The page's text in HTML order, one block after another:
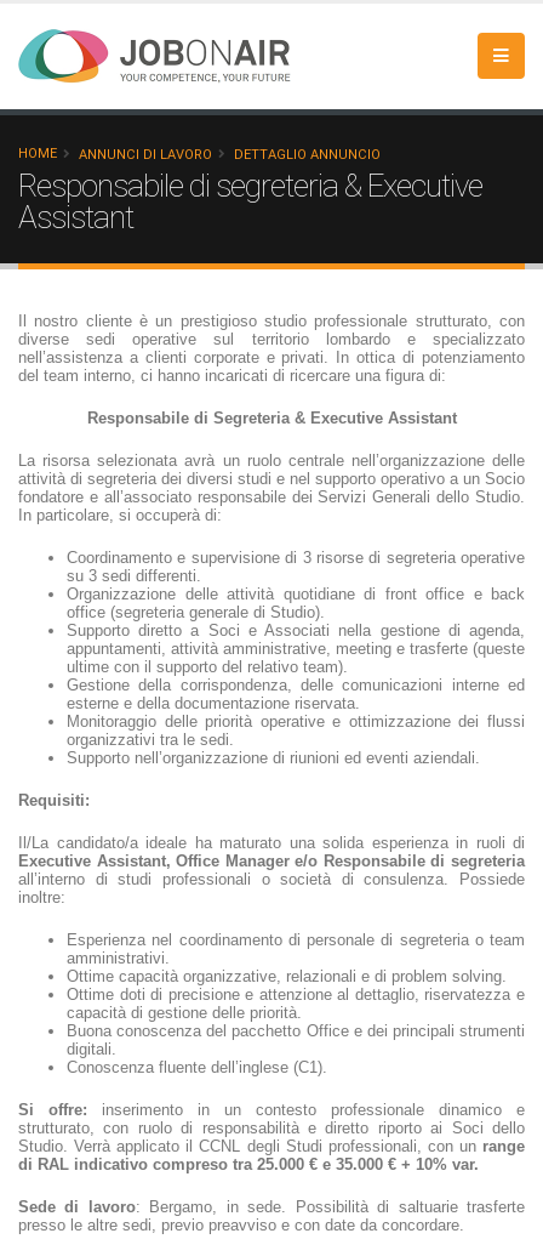
HOME ANNUNCI DI LAVORO DETTAGLIO ANNUNCIO
Responsabile di segreteria & Executive
Assistant
Il nostro cliente è un prestigioso studio professionale strutturato, con
diverse sedi operative sul territorio lombardo e specializzato
nell’assistenza a clienti corporate e privati. In ottica di potenziamento
del team interno, ci hanno incaricati di ricercare una figura di:
Responsabile di Segreteria & Executive Assistant
La risorsa selezionata avrà un ruolo centrale nell’organizzazione delle
attività di segreteria dei diversi studi e nel supporto operativo a un Socio
fondatore e all’associato responsabile dei Servizi Generali dello Studio.
In particolare, si occuperà di:
Coordinamento e supervisione di 3 risorse di segreteria operative
su 3 sedi differenti.
Organizzazione delle attività quotidiane di front office e back
office (segreteria generale di Studio).
Supporto diretto a Soci e Associati nella gestione di agenda,
appuntamenti, attività amministrative, meeting e trasferte (queste
ultime con il supporto del relativo team).
Gestione della corrispondenza, delle comunicazioni interne ed
esterne e della documentazione riservata.
Monitoraggio delle priorità operative e ottimizzazione dei flussi
organizzativi tra le sedi.
Supporto nell’organizzazione di riunioni ed eventi aziendali.
Requisiti:
Il/La candidato/a ideale ha maturato una solida esperienza in ruoli di
Executive Assistant, Office Manager e/o Responsabile di segreteria
all’interno di studi professionali o società di consulenza. Possiede
inoltre:
Esperienza nel coordinamento di personale di segreteria o team
amministrativi.
Ottime capacità organizzative, relazionali e di problem solving.
Ottime doti di precisione e attenzione al dettaglio, riservatezza e
capacità di gestione delle priorità.
Buona conoscenza del pacchetto Office e dei principali strumenti
digitali.
Conoscenza fluente dell’inglese (C1).
Si offre: inserimento in un contesto professionale dinamico e
strutturato, con ruolo di responsabilità e diretto riporto ai Soci dello
Studio. Verrà applicato il CCNL degli Studi professionali, con un range
di RAL indicativo compreso tra 25.000 € e 35.000 € + 10% var.
Sede di lavoro: Bergamo, in sede. Possibilità di saltuarie trasferte
presso le altre sedi, previo preavviso e con date da concordare.